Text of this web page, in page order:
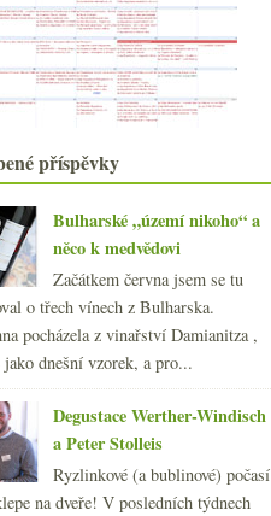
Národního parku
Suché furminty a lipoviny od
Szepsyho k hokeji
Pětkrát jurský pelikán
Zweigelt, Korea a pivo od Judith
Plný pozitivních dojmů zpátky
doma
NYC pije naturální Čechy a Moravu
dubna(19)
března(21)
února (20)
ledna (22)
(240)
(250)
(251)
(254)
(249)
(254)
příspěvky
Bulharské „území nikoho“ a
něco k medvědovi
Začátkem června jsem se tu
o třech vínech z Bulharska.
pocházela z vinařství Damianitza ,
jako dnešní vzorek, a pro...
Degustace Werther-Windisch
a Peter Stolleis
Ryzlinkové (a bublinové) počasí
na dveře! V posledních týdnech